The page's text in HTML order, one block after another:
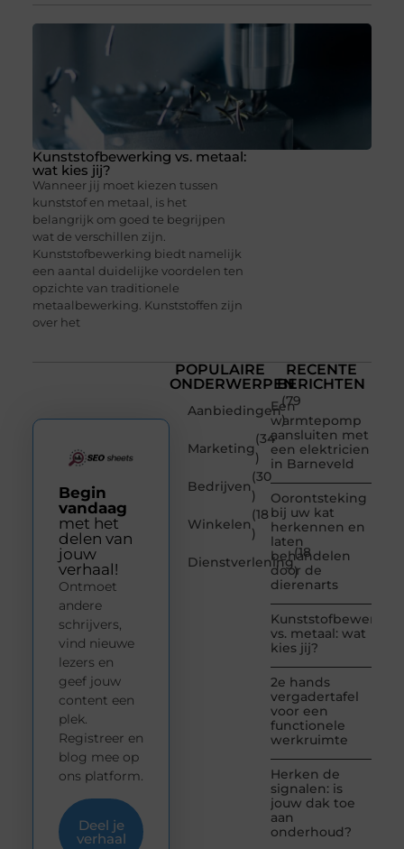
Kunststofbewerking vs. metaal:
wat kies jij?
Wanneer jij moet kiezen tussen
kunststof en metaal, is het
belangrijk om goed te begrijpen
wat de verschillen zijn.
Kunststofbewerking biedt namelijk
een aantal duidelijke voordelen ten
opzichte van traditionele
metaalbewerking. Kunststoffen zijn
over het
POPULAIRE
ONDERWERPEN
Aanbiedingen
(79
)
Marketing
(34
)
Bedrijven
(30
)
Winkelen
(18
)
Dienstverlening
(18
)
RECENTE
BERICHTEN
Een
warmtepomp
aansluiten met
een elektricien
in Barneveld
Oorontsteking
bij uw kat
herkennen en
laten
behandelen
door de
dierenarts
vs. metaal: wat
kies jij?
2e hands
vergadertafel
voor een
functionele
werkruimte
Herken de
signalen: is
jouw dak toe
aan
onderhoud?
Begin
vandaag
met het
delen van
jouw
verhaal!
Ontmoet
andere
schrijvers,
vind nieuwe
lezers en
geef jouw
content een
plek.
Registreer en
blog mee op
ons platform.
Deel je
verhaal